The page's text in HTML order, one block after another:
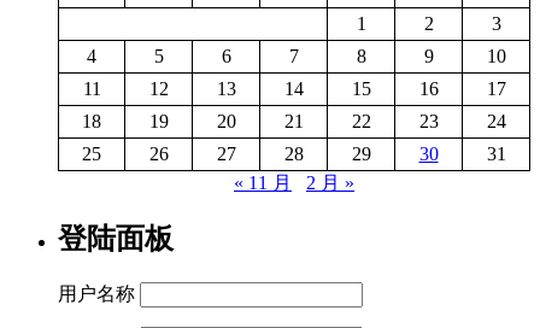
1
2
3
4
5 6 7 8 9
10
11
12 13 14 15 16
17
18
19 20 21 22 23
24
25
26 27 28 29 30
31
« 11 月
2 月 »
登陆面板
用户名称